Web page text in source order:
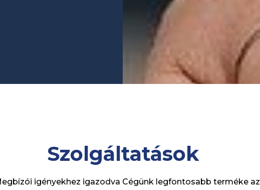
Szolgáltatások
igényekhez igazodva Cégünk legfontosabb terméke az